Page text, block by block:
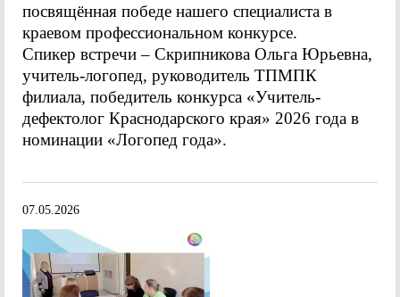
посвящённая победе нашего специалиста в
краевом профессиональном конкурсе.
Спикер встречи – Скрипникова Ольга Юрьевна,
учитель-логопед, руководитель ТПМПК
филиала, победитель конкурса «Учитель-
дефектолог Краснодарского края» 2026 года в
номинации «Логопед года».
07.05.2026